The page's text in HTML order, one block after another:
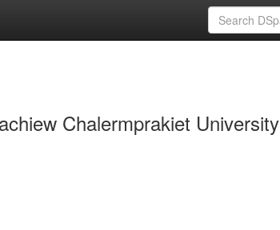
Chalermprakiet University